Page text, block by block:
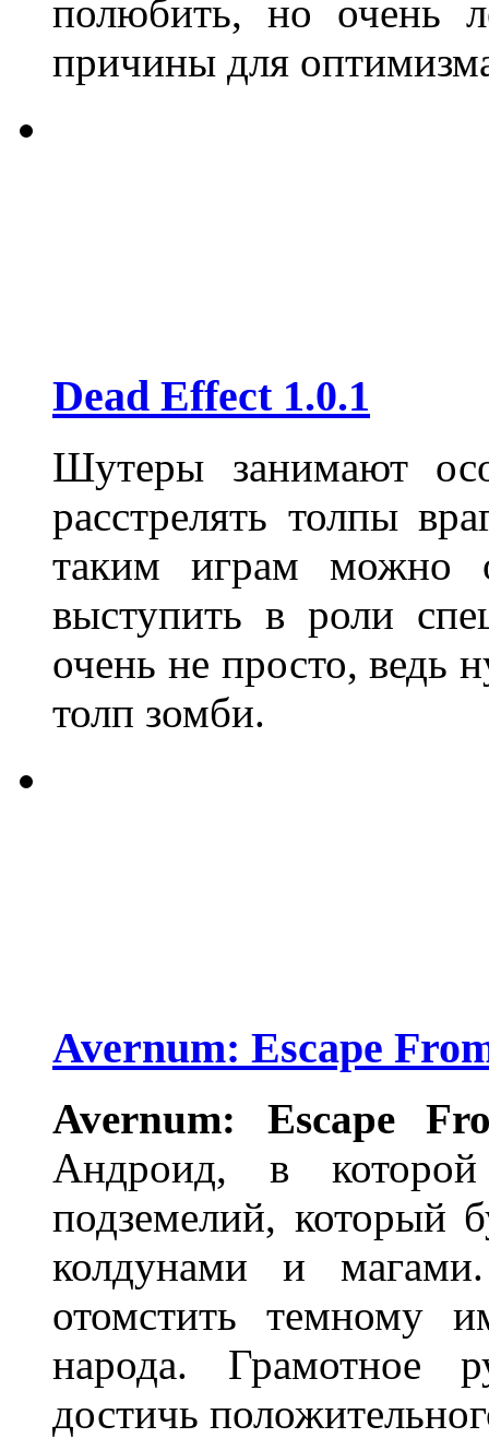
полюбить, но очень
причины для
Dead Effect 1.0.1
Шутеры занимают
расстрелять толпы
таким играм можно
выступить в роли
очень не просто, ведь
толп зомби.
Avernum: Escape
Avernum: Escape
Андроид, в
подземелий, который
колдунами и
отомстить темному
народа. Грамотное
достичь